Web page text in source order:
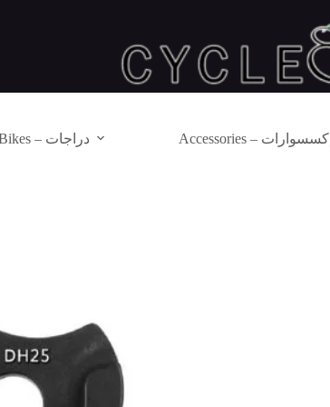
Bikes – دراجات Accessories – إكسسوارات